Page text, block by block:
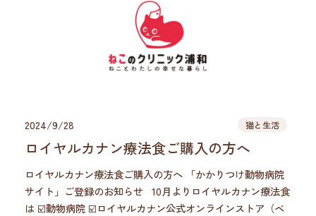
2024/9/28 猫と生活
ロイヤルカナン療法食ご購入の方へ
ロイヤルカナン療法食ご購入の方へ 「かかりつけ動物病院
サイト」ご登録のお知らせ 10月よりロイヤルカナン療法食
は ☑️動物病院 ☑️ロイヤルカナン公式オンラインストア（ベ